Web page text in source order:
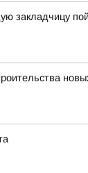
закладчицу